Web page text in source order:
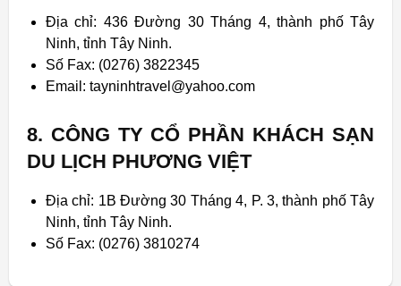
Địa chỉ: 436 Đường 30 Tháng 4, thành phố Tây
Ninh, tỉnh Tây Ninh.
Số Fax: (0276) 3822345
Email: tayninhtravel@yahoo.com
8. CÔNG TY CỔ PHẦN KHÁCH SẠN
DU LỊCH PHƯƠNG VIỆT
Địa chỉ: 1B Đường 30 Tháng 4, P. 3, thành phố Tây
Ninh, tỉnh Tây Ninh.
Số Fax: (0276) 3810274